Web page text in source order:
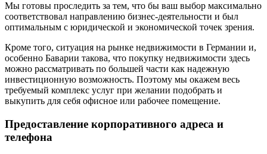
Мы готовы проследить за тем, что бы ваш выбор максимально
соответствовал направлению бизнес-деятельности и был
оптимальным с юридической и экономической точек зрения.
Кроме того, ситуация на рынке недвижимости в Германии и,
особенно Баварии такова, что покупку недвижимости здесь
можно рассматривать по большей части как надежную
инвестиционную возможность. Поэтому мы окажем весь
требуемый комплекс услуг при желании подобрать и
выкупить для себя офисное или рабочее помещение.
Предоставление корпоративного адреса и
телефона